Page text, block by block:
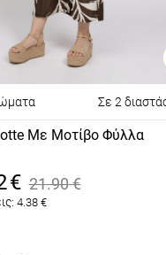
Σε 2
Με Μοτίβο Φύλλα
€ 21.90€
4.38 €